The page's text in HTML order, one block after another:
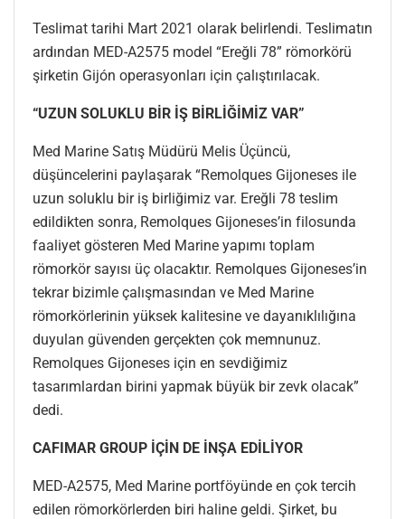
Teslimat tarihi Mart 2021 olarak belirlendi. Teslimatın
ardından MED-A2575 model “Ereğli 78” römorkörü
şirketin Gijón operasyonları için çalıştırılacak.
“UZUN SOLUKLU BİR İŞ BİRLİĞİMİZ VAR”
Med Marine Satış Müdürü Melis Üçüncü,
düşüncelerini paylaşarak “Remolques Gijoneses ile
uzun soluklu bir iş birliğimiz var. Ereğli 78 teslim
edildikten sonra, Remolques Gijoneses’in filosunda
faaliyet gösteren Med Marine yapımı toplam
römorkör sayısı üç olacaktır. Remolques Gijoneses’in
tekrar bizimle çalışmasından ve Med Marine
römorkörlerinin yüksek kalitesine ve dayanıklılığına
duyulan güvenden gerçekten çok memnunuz.
Remolques Gijoneses için en sevdiğimiz
tasarımlardan birini yapmak büyük bir zevk olacak”
dedi.
CAFIMAR GROUP İÇİN DE İNŞA EDİLİYOR
MED-A2575, Med Marine portföyünde en çok tercih
edilen römorkörlerden biri haline geldi. Şirket, bu